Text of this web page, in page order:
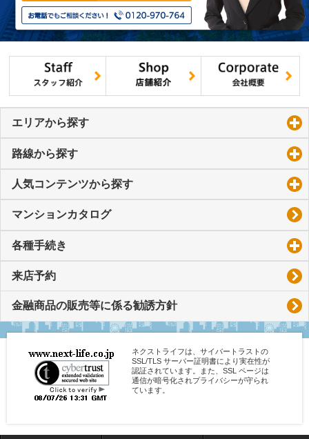
エリアから探す
路線から探す
人気コンテンツから探す
マンションカタログ
各種手続き
来店予約
金融商品の販売等に係る勧誘方針
ネクストライフは、サイバートラストの
SSL/TLS サーバー証明書により実在性が
認証されています。また、SSL ページは
通信が暗号化されプライバシーが守られ
ています。